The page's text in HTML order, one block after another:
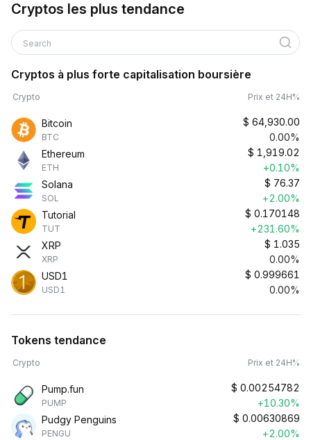
Cryptos les plus tendance
Search
Cryptos à plus forte capitalisation boursière
Crypto Prix et 24H%
Bitcoin
BTC
$ 64,930.00
0.00%
Ethereum
ETH
$ 1,919.02
+0.10%
Solana
SOL
$ 76.37
+2.00%
Tutorial
TUT
$ 0.170148
+231.60%
XRP
XRP
$ 1.035
0.00%
USD1
USD1
$ 0.999661
0.00%
Tokens tendance
Crypto Prix et 24H%
Pump.fun
PUMP
$ 0.00254782
+10.30%
Pudgy Penguins
PENGU
$ 0.00630869
+2.00%